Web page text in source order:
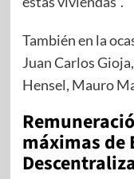
También en la
Juan Carlos
Hensel, Mauro
máximas de